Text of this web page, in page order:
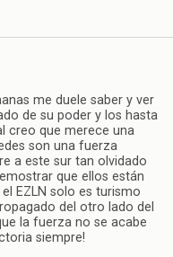
me duele saber y ver
de su poder y los hasta
creo que merece una
son una fuerza
a este sur tan olvidado
que ellos están
EZLN solo es turismo
del otro lado del
la fuerza no se acabe
siempre!